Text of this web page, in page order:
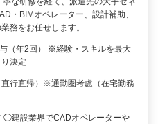
・BIMオペレーター、設計補助、
務をお任せします。 …
（年2回） ※経験・スキルを最大
決定
行直帰）※通勤圏考慮（在宅勤務
◯建設業界でCADオペレーターや